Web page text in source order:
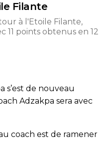
Filante
à l'Etoile Filante,
11 points obtenus en 12
s’est de nouveau
Adzakpa sera avec
coach est de ramener